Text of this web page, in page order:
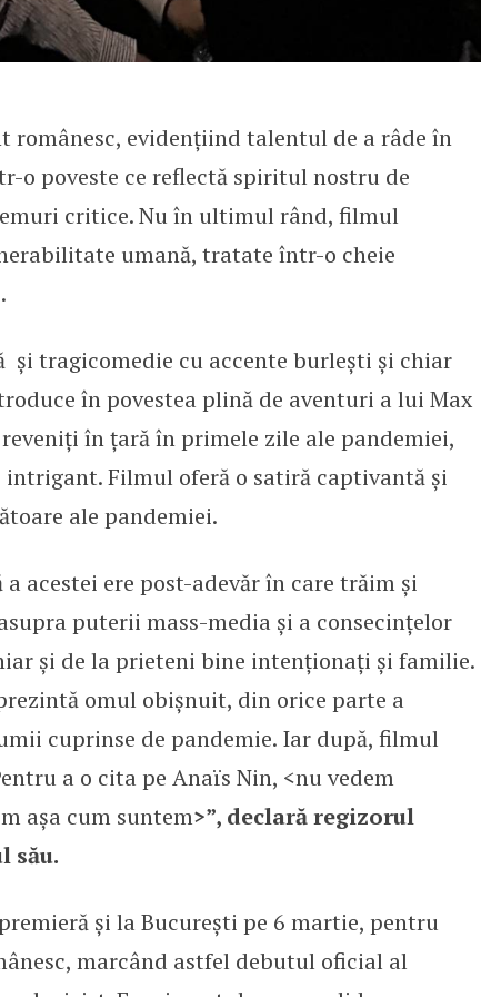
românesc, evidențiind talentul de a râde în
o poveste ce reflectă spiritul nostru de
critice. Nu în ultimul rând, filmul
umană, tratate într-o cheie
și tragicomedie cu accente burlești și chiar
în povestea plină de aventuri a lui Max
în țară în primele zile ale pandemiei,
Filmul oferă o satiră captivantă și
ale pandemiei.
acestei ere post-adevăr în care trăim și
puterii mass-media și a consecințelor
și de la prieteni bine intenționați și familie.
omul obișnuit, din orice parte a
cuprinse de pandemie. Iar după, filmul
a o cita pe Anaïs Nin, <nu vedem
așa cum suntem>”, declară regizorul
său.
și la București pe 6 martie, pentru
marcând astfel debutul oficial al